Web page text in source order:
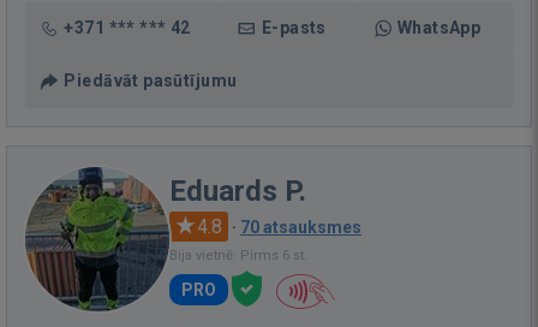
+371 *** *** 42 E-pasts WhatsApp
Piedāvāt pasūtījumu
Eduards P.
4.8 · 70 atsauksmes
Bija vietnē: Pirms 6 st.
PRO